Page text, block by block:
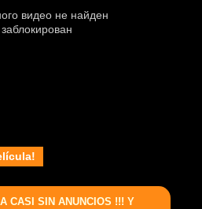
CASI SIN ANUNCIOS !!! Y